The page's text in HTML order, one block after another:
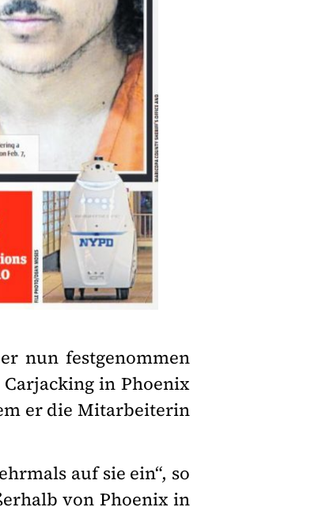
nun festgenommen
in Phoenix
er die Mitarbeiterin
auf sie ein“, so
von Phoenix in